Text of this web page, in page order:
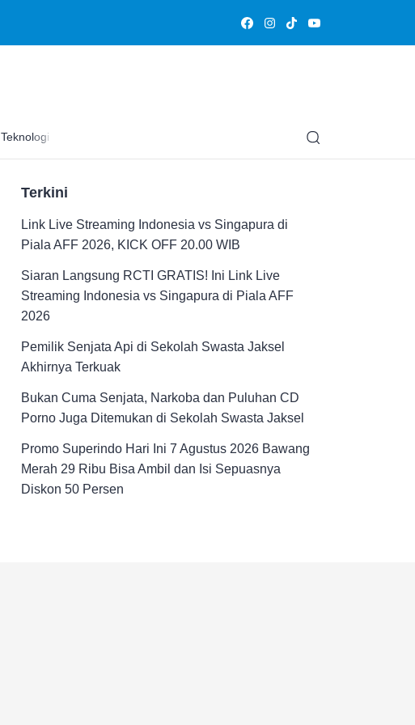
Teknologi Edukasi
Terkini
Link Live Streaming Indonesia vs Singapura di
Piala AFF 2026, KICK OFF 20.00 WIB
Siaran Langsung RCTI GRATIS! Ini Link Live
Streaming Indonesia vs Singapura di Piala AFF
2026
Pemilik Senjata Api di Sekolah Swasta Jaksel
Akhirnya Terkuak
Bukan Cuma Senjata, Narkoba dan Puluhan CD
Porno Juga Ditemukan di Sekolah Swasta Jaksel
Promo Superindo Hari Ini 7 Agustus 2026 Bawang
Merah 29 Ribu Bisa Ambil dan Isi Sepuasnya
Diskon 50 Persen